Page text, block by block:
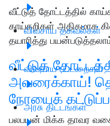
விவசாய தகவல்கள்
விவசாய பட்டறைகள்
அரசு திட்டங்கள்
வீட்டுத் தோட்டத்தில்
காய்கறிகள் அதிகமாக
தயாரித்து
வீட்டுத்
அவரைக்காய்!
நோயைக்
பலபயன் மிக்க தாவர